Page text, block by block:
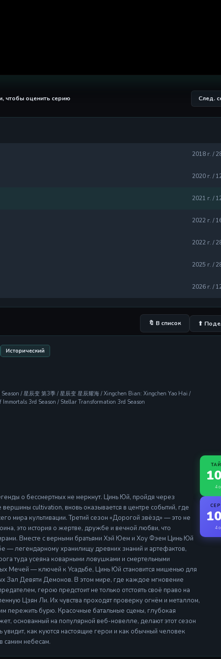
чтобы оценить серию След.
2018 г. /
2020 г. /
2021 г. /
2022 г. /
2022 г. /
2025 г. /
2026 г. /
🔖 В список ⬆
Исторический
/ 星辰变 第3季 / 星辰变 星辰耀海 / Xingchen Bian: Xingchen Yao Hai /
3rd Season / Stellar Transformation 3rd Season
о бессмертных не меркнут. Цинь Юй, пройдя через
cultivation, вновь оказывается в центре событий, где
мира культивации. Третий сезон «Дорогой звёзд» — это не
это история о жертве, дружбе и вечной любви, что
Вместе с верными братьями Хэй Юем и Хоу Фэем Цинь Юй
— легендарному хранилищу древних знаний и артефактов,
туда усеяна коварными ловушками и смертельными
Мечей — ключей к Усадьбе, Цинь Юй становится мишенью для
Зал Девяти Демонов. В этом мире, где каждое мгновение
герою предстоит не только отстоять своё право на
Цзян Ли. Их чувства проходят проверку огнём и металлом,
пережить бурю. Красочные батальные сцены, глубокая
основанный на популярной веб-новелле, делают этот сезон
как куются настоящие герои и как обычный человек
самим небесам.
4
4